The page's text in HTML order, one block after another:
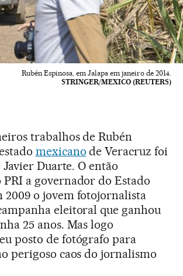
Rubén Espinosa, em Jalapa em janeiro de 2014.
STRINGER/MEXICO (REUTERS)
trabalhos de Rubén
mexicano de Veracruz foi
Duarte. O então
a governador do Estado
2009 o jovem fotojornalista
eleitoral que ganhou
25 anos. Mas logo
posto de fotógrafo para
perigoso caos do jornalismo